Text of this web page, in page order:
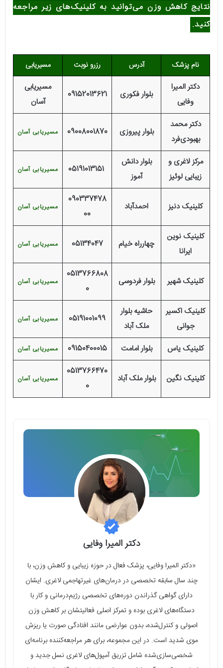
نتایج کاهش وزن می‌توانید به کلینیک‌های زیر مراجعه
کنید.
نام پزشک آدرس رزرو نوبت مسیریابی
دکتر المیرا
وفایی
بلوار فکوری 09152013621
مسیریابی
آسان
دکتر محمد
بهبودی‌فرد
بلوار پیروزی 09008001870 مسیریابی آسان
مرکز لاغری و
زیبایی لوئیز
بلوار دانش
آموز
مسیریابی آسان
کلینیک دنیز احمدآباد
090337478
00
مسیریابی آسان
کلینیک نوین
ایرانا
چهارراه خیام 05134047 مسیریابی آسان
کلینیک شهیر بلوار فردوسی
0513766808
0
مسیریابی آسان
کلینیک اکسیر
جوانی
حاشیه بلوار
ملک آباد
05191001099 مسیریابی آسان
کلینیک یاس بلوار امامت 09150400015 مسیریابی آسان
کلینیک نگین بلوار ملک آباد
0513766470
0
مسیریابی آسان
دکتر المیرا وفایی
«دکتر المیرا وفایی، پزشک فعال در حوزه زیبایی و کاهش وزن، با
چند سال سابقه تخصصی در درمان‌های غیرتهاجمی لاغری. ایشان
دارای گواهی گذراندن دوره‌های تخصصی رژیم‌درمانی و کار با
دستگاه‌های لاغری بوده و تمرکز اصلی فعالیتشان بر کاهش وزن
اصولی و کنترل‌شده، بدون عوارضی مانند افتادگی صورت یا ریزش
موی شدید است. در این مجموعه، برای هر مراجعه‌کننده برنامه‌ای
شخصی‌سازی‌شده شامل تزریق آمپول‌های لاغری نسل جدید و